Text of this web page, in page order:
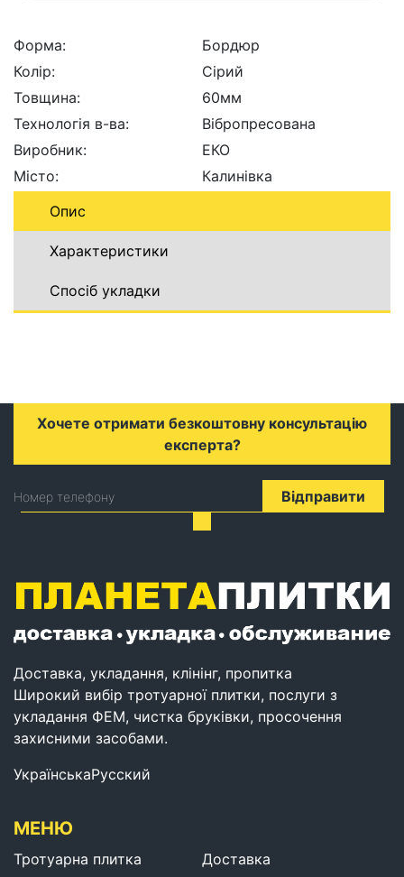
Форма:
Бордюр
Колір:
Сірий
Товщина:
60мм
Технологія в-ва:
Вібропресована
Виробник:
ЕКО
Місто:
Калинівка
Опис
Характеристики
Спосіб укладки
Хочете отримати безкоштовну консультацію
експерта?
Номер телефону Відправити
Доставка, укладання, клінінг, пропитка
Широкий вибір тротуарної плитки, послуги з
укладання ФЕМ, чистка бруківки, просочення
захисними засобами.
УкраїнськаРусский
МЕНЮ
Тротуарна плитка
Доставка